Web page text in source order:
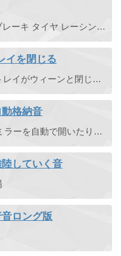
キーッ ギュイーン ギャーッ 急ブレーキ タイヤ レーシングカー
イを閉じる
パソコンのCD/DVDドライブのトレイがウィーンと閉じる音です。
動格納音
自動車のドアに付いているドアミラーを自動で開いたり閉じたりする時の音です。ロボットが動く時の音などにも使えそうです。
陸していく音
音ロング版